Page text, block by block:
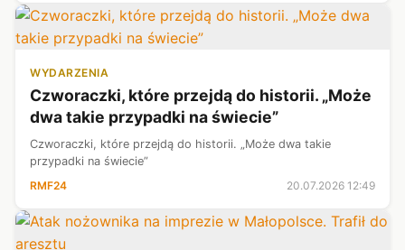
WYDARZENIA
Czworaczki, które przejdą do historii. „Może
dwa takie przypadki na świecie”
Czworaczki, które przejdą do historii. „Może dwa takie
przypadki na świecie”
RMF24
20.07.2026 12:49